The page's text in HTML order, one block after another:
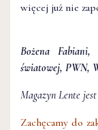
więcej już nie
Bożena
światowej, PWN,
Magazyn Lente
Zachęcamy do